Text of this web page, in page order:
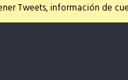
Tweets, información de